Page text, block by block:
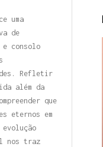
uma
de
e consolo
Refletir
além da
que
eternos em
nos traz